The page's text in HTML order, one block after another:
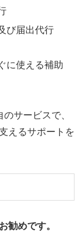
び届出代行
に使える補助
サービスで、
えるサポートを
勧めです。